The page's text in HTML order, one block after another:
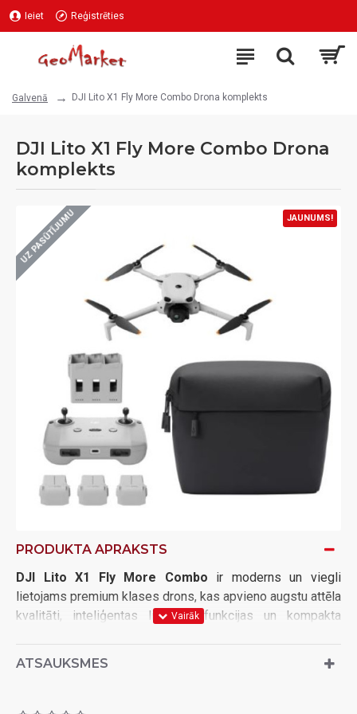
Ieiet Reģistrēties
Galvenā DJI Lito X1 Fly More Combo Drona komplekts
DJI Lito X1 Fly More Combo Drona
komplekts
JAUNUMS!
UZ PASŪTĪJUMU
PRODUKTA APRAKSTS
DJI Lito X1 Fly More Combo ir moderns un viegli
lietojams premium klases drons, kas apvieno augstu attēla
kvalitāti, inteliģentas lidojuma funkcijas un kompakta
ikdienas gaisa fotografēšanai.
ATSAUKSMES